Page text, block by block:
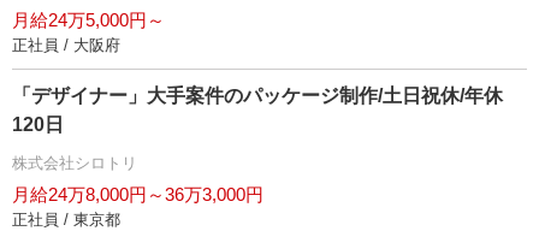
月給24万5,000円～
正社員 / 大阪府
「デザイナー」大手案件のパッケージ制作/土日祝休/年休
120日
株式会社シロトリ
月給24万8,000円～36万3,000円
正社員 / 東京都